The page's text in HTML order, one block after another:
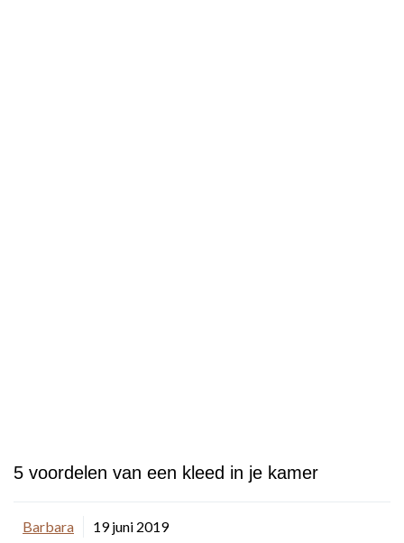
5 voordelen van een kleed in je kamer
Barbara 19 juni 2019